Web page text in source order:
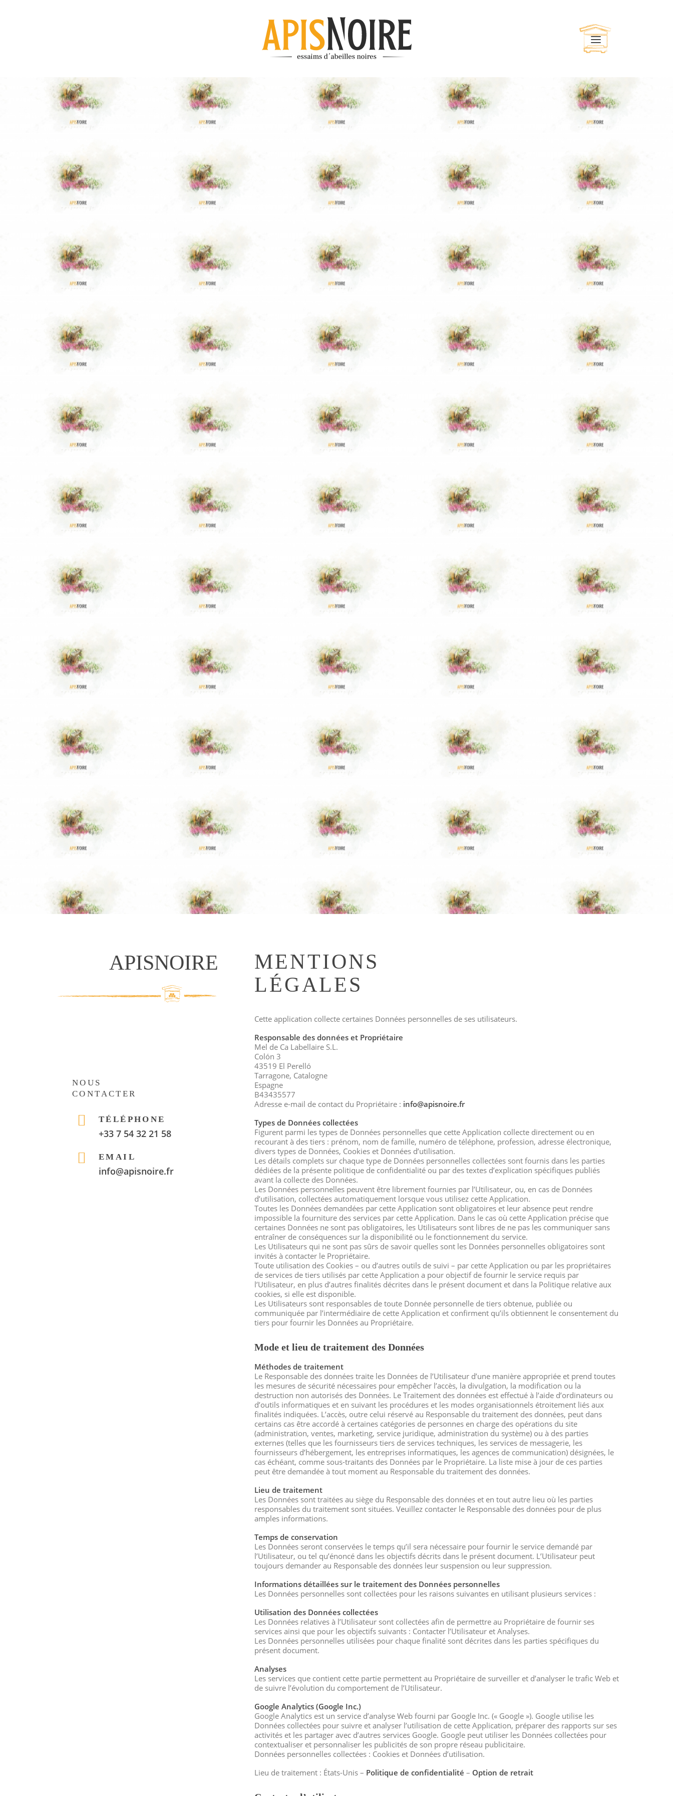
APISNOIRE
NOUS
CONTACTER
TÉLÉPHONE
+33 7 54 32 21 58
EMAIL
info@apisnoire.fr
MENTIONS
LÉGALES
Cette application collecte certaines Données personnelles de ses utilisateurs.
Responsable des données et Propriétaire
Mel de Ca Labellaire S.L.
Colón 3
43519 El Perelló
Tarragone, Catalogne
Espagne
B43435577
Adresse e-mail de contact du Propriétaire : info@apisnoire.fr
Types de Données collectées
Figurent parmi les types de Données personnelles que cette Application collecte directement ou en
recourant à des tiers : prénom, nom de famille, numéro de téléphone, profession, adresse électronique,
divers types de Données, Cookies et Données d’utilisation.
Les détails complets sur chaque type de Données personnelles collectées sont fournis dans les parties
dédiées de la présente politique de confidentialité ou par des textes d’explication spécifiques publiés
avant la collecte des Données.
Les Données personnelles peuvent être librement fournies par l’Utilisateur, ou, en cas de Données
d’utilisation, collectées automatiquement lorsque vous utilisez cette Application.
Toutes les Données demandées par cette Application sont obligatoires et leur absence peut rendre
impossible la fourniture des services par cette Application. Dans le cas où cette Application précise que
certaines Données ne sont pas obligatoires, les Utilisateurs sont libres de ne pas les communiquer sans
entraîner de conséquences sur la disponibilité ou le fonctionnement du service.
Les Utilisateurs qui ne sont pas sûrs de savoir quelles sont les Données personnelles obligatoires sont
invités à contacter le Propriétaire.
Toute utilisation des Cookies – ou d’autres outils de suivi – par cette Application ou par les propriétaires
de services de tiers utilisés par cette Application a pour objectif de fournir le service requis par
l’Utilisateur, en plus d’autres finalités décrites dans le présent document et dans la Politique relative aux
cookies, si elle est disponible.
Les Utilisateurs sont responsables de toute Donnée personnelle de tiers obtenue, publiée ou
communiquée par l’intermédiaire de cette Application et confirment qu’ils obtiennent le consentement du
tiers pour fournir les Données au Propriétaire.
Mode et lieu de traitement des Données
Méthodes de traitement
Le Responsable des données traite les Données de l’Utilisateur d’une manière appropriée et prend toutes
les mesures de sécurité nécessaires pour empêcher l’accès, la divulgation, la modification ou la
destruction non autorisés des Données. Le Traitement des données est effectué à l’aide d’ordinateurs ou
d’outils informatiques et en suivant les procédures et les modes organisationnels étroitement liés aux
finalités indiquées. L’accès, outre celui réservé au Responsable du traitement des données, peut dans
certains cas être accordé à certaines catégories de personnes en charge des opérations du site
(administration, ventes, marketing, service juridique, administration du système) ou à des parties
externes (telles que les fournisseurs tiers de services techniques, les services de messagerie, les
fournisseurs d’hébergement, les entreprises informatiques, les agences de communication) désignées, le
cas échéant, comme sous-traitants des Données par le Propriétaire. La liste mise à jour de ces parties
peut être demandée à tout moment au Responsable du traitement des données.
Lieu de traitement
Les Données sont traitées au siège du Responsable des données et en tout autre lieu où les parties
responsables du traitement sont situées. Veuillez contacter le Responsable des données pour de plus
amples informations.
Temps de conservation
Les Données seront conservées le temps qu’il sera nécessaire pour fournir le service demandé par
l’Utilisateur, ou tel qu’énoncé dans les objectifs décrits dans le présent document. L’Utilisateur peut
toujours demander au Responsable des données leur suspension ou leur suppression.
Informations détaillées sur le traitement des Données personnelles
Les Données personnelles sont collectées pour les raisons suivantes en utilisant plusieurs services :
Utilisation des Données collectées
Les Données relatives à l’Utilisateur sont collectées afin de permettre au Propriétaire de fournir ses
services ainsi que pour les objectifs suivants : Contacter l’Utilisateur et Analyses.
Les Données personnelles utilisées pour chaque finalité sont décrites dans les parties spécifiques du
présent document.
Analyses
Les services que contient cette partie permettent au Propriétaire de surveiller et d’analyser le trafic Web et
de suivre l’évolution du comportement de l’Utilisateur.
Google Analytics (Google Inc.)
Google Analytics est un service d’analyse Web fourni par Google Inc. (« Google »). Google utilise les
Données collectées pour suivre et analyser l’utilisation de cette Application, préparer des rapports sur ses
activités et les partager avec d’autres services Google. Google peut utiliser les Données collectées pour
contextualiser et personnaliser les publicités de son propre réseau publicitaire.
Données personnelles collectées : Cookies et Données d’utilisation.
Lieu de traitement : États-Unis – Politique de confidentialité – Option de retrait